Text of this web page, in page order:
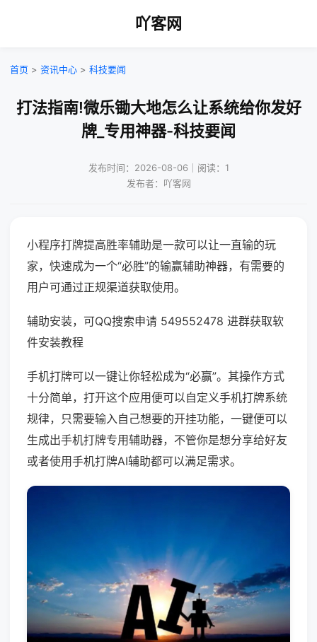
吖客网
首页 > 资讯中心 > 科技要闻
打法指南!微乐锄大地怎么让系统给你发好
牌_专用神器-科技要闻
发布时间：2026-08-06｜阅读：1
发布者：吖客网
小程序打牌提高胜率辅助是一款可以让一直输的玩
家，快速成为一个“必胜”的输赢辅助神器，有需要的
用户可通过正规渠道获取使用。
辅助安装，可QQ搜索申请 549552478 进群获取软
件安装教程
手机打牌可以一键让你轻松成为“必赢”。其操作方式
十分简单，打开这个应用便可以自定义手机打牌系统
规律，只需要输入自己想要的开挂功能，一键便可以
生成出手机打牌专用辅助器，不管你是想分享给好友
或者使用手机打牌AI辅助都可以满足需求。